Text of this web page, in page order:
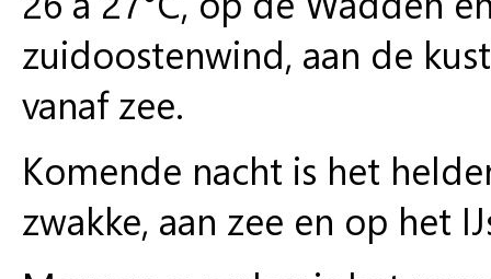
zuidoostenwind, aan de
vanaf zee.
Komende nacht is het
zwakke, aan zee en op het